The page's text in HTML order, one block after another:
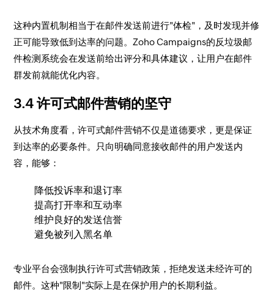
这种内置机制相当于在邮件发送前进行"体检"，及时发现并修
正可能导致低到达率的问题。Zoho Campaigns的反垃圾邮
件检测系统会在发送前给出评分和具体建议，让用户在邮件
群发前就能优化内容。
3.4 许可式邮件营销的坚守
从技术角度看，许可式邮件营销不仅是道德要求，更是保证
到达率的必要条件。只向明确同意接收邮件的用户发送内
容，能够：
降低投诉率和退订率
提高打开率和互动率
维护良好的发送信誉
避免被列入黑名单
专业平台会强制执行许可式营销政策，拒绝发送未经许可的
邮件。这种"限制"实际上是在保护用户的长期利益。